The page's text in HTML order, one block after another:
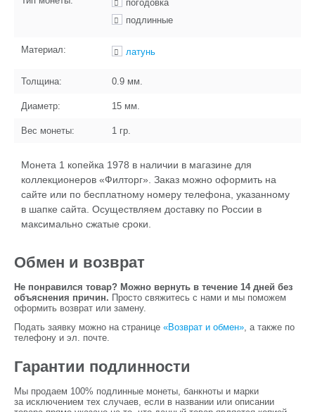
погодовка
подлинные
Материал: латунь
Толщина: 0.9 мм.
Диаметр: 15 мм.
Вес монеты: 1 гр.
Монета 1 копейка 1978 в наличии в магазине для
коллекционеров «Филторг». Заказ можно оформить на
сайте или по бесплатному номеру телефона, указанному
в шапке сайта. Осуществляем доставку по России в
максимально сжатые сроки.
Обмен и возврат
Не понравился товар? Можно вернуть в течение 14 дней без
объяснения причин. Просто свяжитесь с нами и мы поможем
оформить возврат или замену.
Подать заявку можно на странице «Возврат и обмен», а также по
телефону и эл. почте.
Гарантии подлинности
Мы продаем 100% подлинные монеты, банкноты и марки
за исключением тех случаев, если в названии или описании